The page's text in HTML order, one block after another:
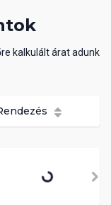
kalkulált árat adunk